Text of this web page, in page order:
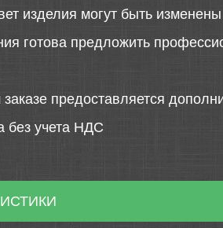
изделия могут быть
готова предложить
предоставляется
без учета НДС